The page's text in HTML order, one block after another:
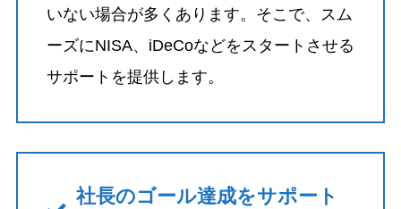
いない場合が多くあります。そこで、スム
ーズにNISA、iDeCoなどをスタートさせる
サポートを提供します。
社長のゴール達成をサポート